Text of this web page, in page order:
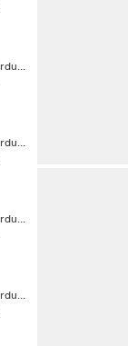
Florent solardunord
Florent solardunord
Florent solardunord
Florent solardunord